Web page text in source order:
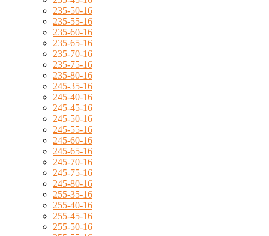
235-50-16
235-55-16
235-60-16
235-65-16
235-70-16
235-75-16
235-80-16
245-35-16
245-40-16
245-45-16
245-50-16
245-55-16
245-60-16
245-65-16
245-70-16
245-75-16
245-80-16
255-35-16
255-40-16
255-45-16
255-50-16